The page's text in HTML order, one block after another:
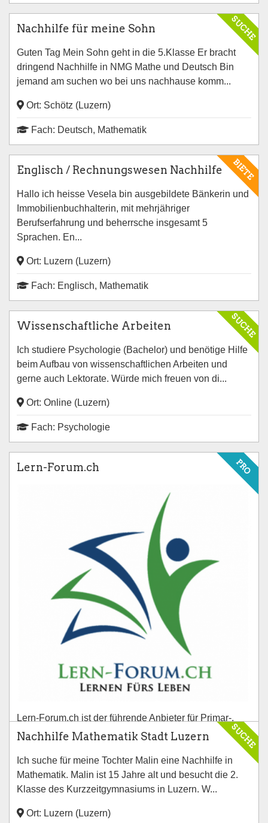
SUCHE
Nachhilfe für meine Sohn
Guten Tag Mein Sohn geht in die 5.Klasse Er bracht
dringend Nachhilfe in NMG Mathe und Deutsch Bin
jemand am suchen wo bei uns nachhause komm...
Ort: Schötz (Luzern)
Fach: Deutsch, Mathematik
BIETE
Englisch / Rechnungswesen Nachhilfe
Hallo ich heisse Vesela bin ausgebildete Bänkerin und
Immobilienbuchhalterin, mit mehrjähriger
Berufserfahrung und beherrsche insgesamt 5
Sprachen. En...
Ort: Luzern (Luzern)
Fach: Englisch, Mathematik
SUCHE
Wissenschaftliche Arbeiten
Ich studiere Psychologie (Bachelor) und benötige Hilfe
beim Aufbau von wissenschaftlichen Arbeiten und
gerne auch Lektorate. Würde mich freuen von di...
Ort: Online (Luzern)
Fach: Psychologie
PRO
Lern-Forum.ch
Lern-Forum.ch ist der führende Anbieter für Primar-,
Sekundar- und Gymnasialschüler in Zürich und
Umgebung, wenn es um den Schulerfolg Ihres Kindes
geht.
Ort: Zürich
SUCHE
Nachhilfe Mathematik Stadt Luzern
Ich suche für meine Tochter Malin eine Nachhilfe in
Mathematik. Malin ist 15 Jahre alt und besucht die 2.
Klasse des Kurzzeitgymnasiums in Luzern. W...
Ort: Luzern (Luzern)